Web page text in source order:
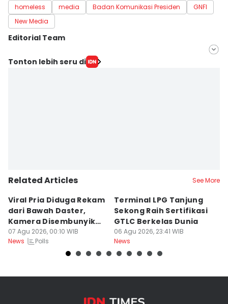
homeless media Badan Komunikasi Presiden
GNFI
New Media
Editorial Team
Editor
Tonton lebih seru di
Related Articles See More
Viral Pria Diduga Rekam
dari Bawah Daster,
Kamera Disembunyikan
di Sandal
07 Agu 2026, 00:10 WIB
News
Polls
Terminal LPG Tanjung
Sekong Raih Sertifikasi
GTLC Berkelas Dunia
06 Agu 2026, 23:41 WIB
News